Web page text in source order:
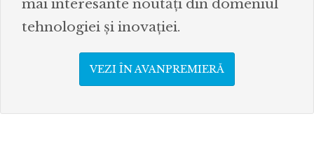
mai interesante noutăți din domeniul
tehnologiei și inovației.
VEZI ÎN AVANPREMIERĂ